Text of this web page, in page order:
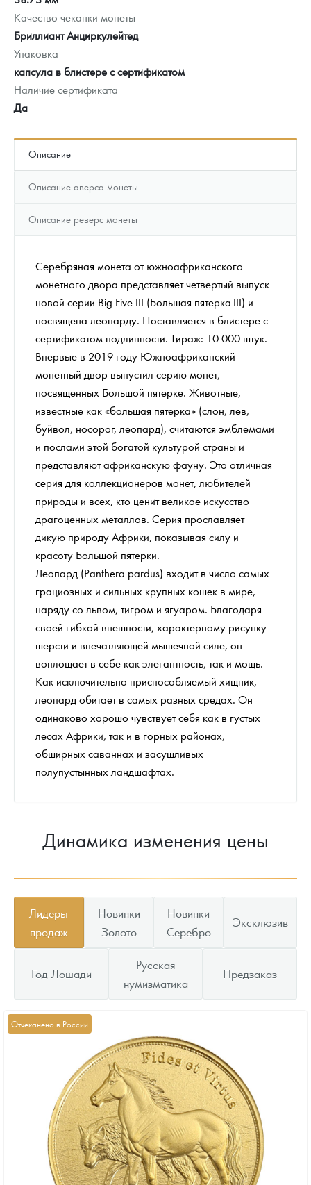
Качество чеканки монеты
Бриллиант Анциркулейтед
Упаковка
капсула в блистере с сертификатом
Наличие сертификата
Да
Описание
Описание аверса монеты
Описание реверс монеты
Серебряная монета от южноафриканского
монетного двора представляет четвертый выпуск
новой серии Big Five III (Большая пятерка-III) и
посвящена леопарду. Поставляется в блистере с
сертификатом подлинности. Тираж: 10 000 штук.
Впервые в 2019 году Южноафриканский
монетный двор выпустил серию монет,
посвященных Большой пятерке. Животные,
известные как «большая пятерка» (слон, лев,
буйвол, носорог, леопард), считаются эмблемами
и послами этой богатой культурой страны и
представляют африканскую фауну. Это отличная
серия для коллекционеров монет, любителей
природы и всех, кто ценит великое искусство
драгоценных металлов. Серия прославляет
дикую природу Африки, показывая силу и
красоту Большой пятерки.
Леопард (Panthera pardus) входит в число самых
грациозных и сильных крупных кошек в мире,
наряду со львом, тигром и ягуаром. Благодаря
своей гибкой внешности, характерному рисунку
шерсти и впечатляющей мышечной силе, он
воплощает в себе как элегантность, так и мощь.
Как исключительно приспособляемый хищник,
леопард обитает в самых разных средах. Он
одинаково хорошо чувствует себя как в густых
лесах Африки, так и в горных районах,
обширных саваннах и засушливых
полупустынных ландшафтах.
Динамика изменения цены
Лидеры
продаж
Новинки
Золото
Новинки
Серебро
Эксклюзив
Год Лошади
Русская
нумизматика
Предзаказ
Отчеканено в России